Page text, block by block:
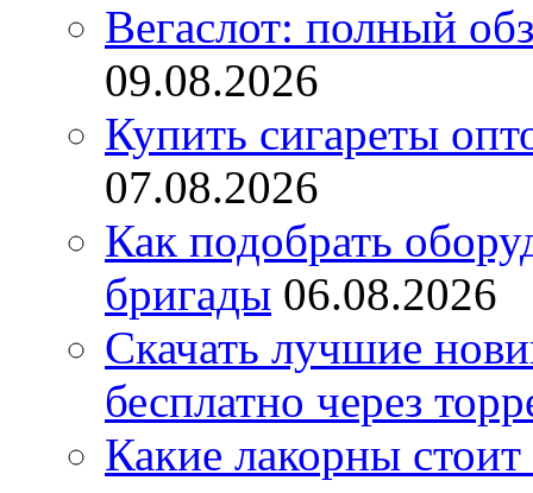
Вегаслот: полный
09.08.2026
Купить сигареты
07.08.2026
Как подобрать
бригады 06.08.2026
Скачать лучшие
бесплатно через
Какие лакорны стоит